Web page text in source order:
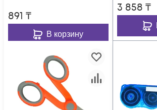
891 ₸
В корзину
3 858 ₸